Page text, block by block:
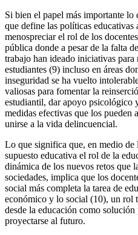
Si bien el papel más importante lo
que define las políticas
menospreciar el rol de los
pública donde a pesar de la falta
trabajo han ideado iniciativas
estudiantes (9) incluso en áreas
inseguridad se ha vuelto
valiosas para fomentar la
estudiantil, dar apoyo psicológico
medidas efectivas que los pueden
unirse a la vida delincuencial.
Lo que significa que, en medio
supuesto educativa el rol de la
dinámica de los nuevos retos que
sociedades, implica que los
social más completa la tarea de
económico y lo social (10), un rol
desde la educación como
proyectarse al futuro.